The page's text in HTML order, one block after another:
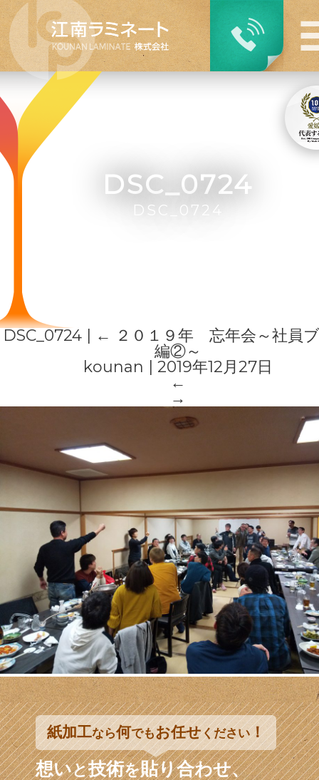
DSC_0724
DSC_0724 ← ２０１９年 忘年会～社員
編②～
kounan
2019年12月27日
←
→
紙加工なら何でもお任せください！
想いと技術を貼り合わせ、